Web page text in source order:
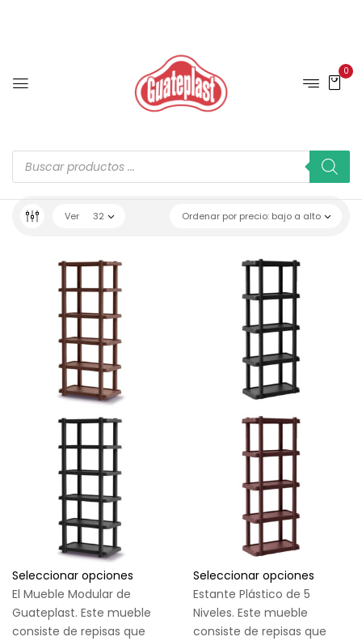
0
Ordenar por precio: bajo a alto
Ver 32
Seleccionar opciones
El Mueble Modular de
Guateplast. Este mueble
consiste de repisas que
Seleccionar opciones
Estante Plástico de 5
Niveles. Este mueble
consiste de repisas que